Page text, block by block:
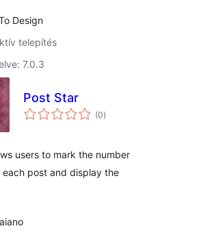
Design
telepítés
7.0.3
Post Star
(0értékelés
összesen
)
users to mark the number
post and display the